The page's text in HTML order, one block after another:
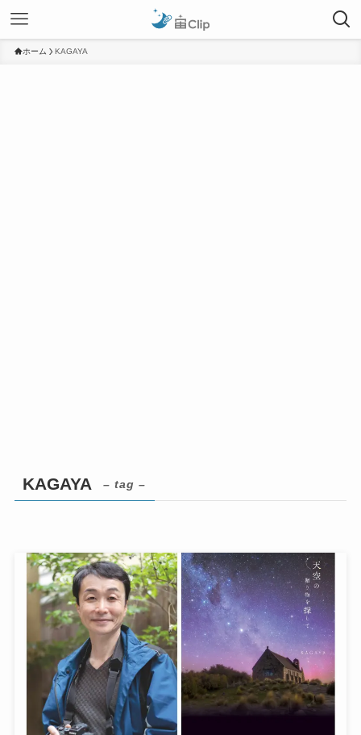
ホーム KAGAYA
KAGAYA – tag –